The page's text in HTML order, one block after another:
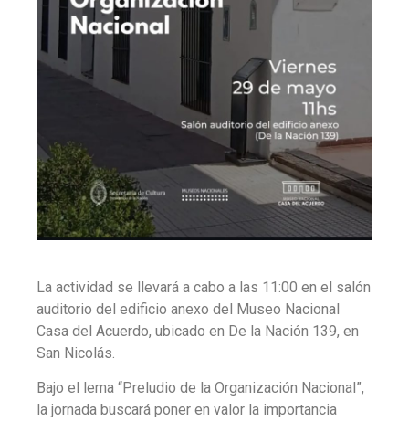
La actividad se llevará a cabo a las 11:00 en el salón
auditorio del edificio anexo del Museo Nacional
Casa del Acuerdo, ubicado en De la Nación 139, en
San Nicolás.
Bajo el lema “Preludio de la Organización Nacional”,
la jornada buscará poner en valor la importancia